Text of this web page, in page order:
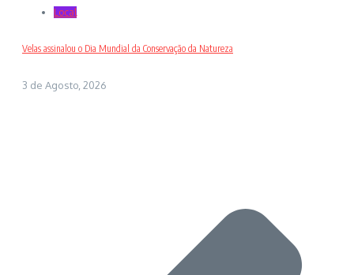
Local
Velas assinalou o Dia Mundial da Conservação da Natureza
3 de Agosto, 2026